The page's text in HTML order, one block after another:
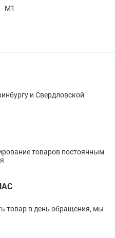
М1
и Свердловской
товаров постоянным
товар в день обращения, мы